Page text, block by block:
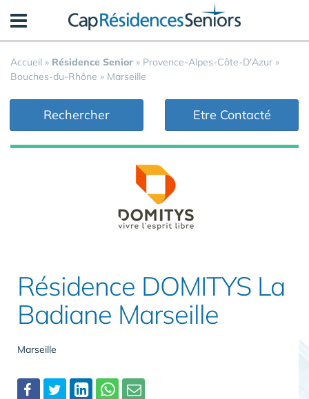
Accueil » Résidence Senior » Provence-Alpes-Côte-D'Azur »
Bouches-du-Rhône » Marseille
Rechercher Etre Contacté
Résidence DOMITYS La
Badiane Marseille
Marseille